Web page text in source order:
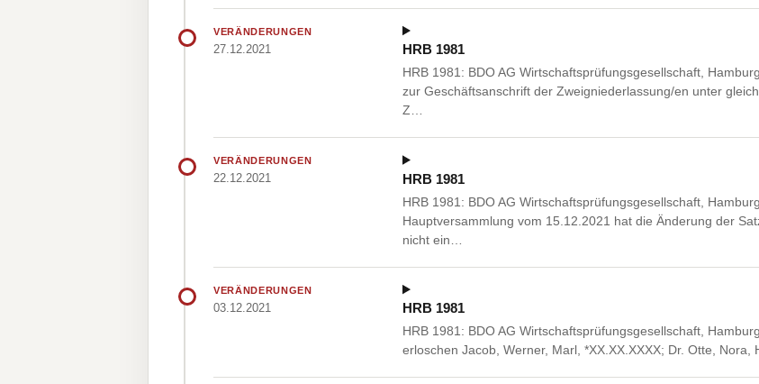
VERÄNDERUNGEN
27.12.2021 HRB 1981
HRB 1981: BDO AG Wirtschaftsprüfungsgesellschaft,
zur Geschäftsanschrift der Zweigniederlassung/en unter
Z…
VERÄNDERUNGEN
22.12.2021 HRB 1981
HRB 1981: BDO AG Wirtschaftsprüfungsgesellschaft,
Hauptversammlung vom 15.12.2021 hat die Änderung der
nicht ein…
VERÄNDERUNGEN
03.12.2021 HRB 1981
HRB 1981: BDO AG Wirtschaftsprüfungsgesellschaft,
erloschen Jacob, Werner, Marl, *XX.XX.XXXX; Dr. Otte, Nora,